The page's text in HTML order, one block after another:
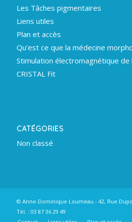
Les Tâches pigmentaires
Liens utiles
Plan et accès
Qu’est ce que la médecine
Stimulation électromagnétique
CRISTAL Fit
CATÉGORIES
Non classé
© Anne-Dominique Loumeau - 42, Rue
Tél. : 03 87 36 29 49